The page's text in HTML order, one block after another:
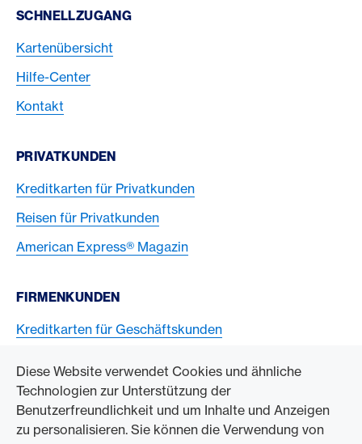
Diese Website verwendet Cookies und ähnliche
Technologien zur Unterstützung der
Benutzerfreundlichkeit und um Inhalte und Anzeigen
zu personalisieren. Sie können die Verwendung von
Footer Navigation
SCHNELLZUGANG
Kartenübersicht
Hilfe-Center
Kontakt
PRIVATKUNDEN
Kreditkarten für Privatkunden
Reisen für Privatkunden
American Express® Magazin
FIRMENKUNDEN
Kreditkarten für Geschäftskunden
ZUM UNTERNEHMEN
Swisscard AECS GmbH